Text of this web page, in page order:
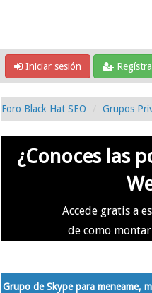
Iniciar sesión
Foro Black Hat SEO Grupos
¿Conoces las
Accede gratis a
de como
Grupo de Skype para meneame,